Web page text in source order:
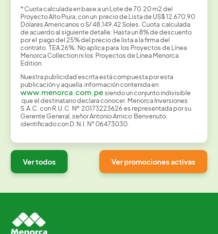
* Cuota calculada en base a un Lote de 70.20 m2 del
Proyecto Alto Piura, con un precio de Lista de US$ 12,670,90
Dólares Americanos o S/ 48,149,42 Soles. Cuota calculada
de acuerdo al siguiente detalle: Hasta un 8% de descuento
por el pago del 25% del precio de lista a la firma del
contrato. TEA 26%. No aplica para los Proyectos de Línea
Menorca Collection ni los Proyectos de Línea Menorca
Edition.
Nuestra publicidad escrita está compuesta por esta
publicación y aquella información contenida en
www.menorca.com.pesiendo un conjunto indivisible
que el destinatario declara conocer. Menorca Inversiones
S.A.C. con R.U.C. Nº 20173223626 es representada por su
Gerente General, señor Antonio Amico Benvenuto,
identificado con D.N.I. N° 06473030.
Ver todos Ver promociones activas